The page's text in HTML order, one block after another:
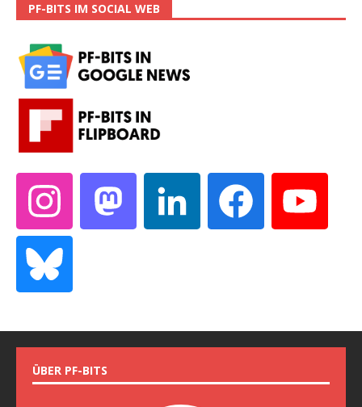
PF-BITS IM SOCIAL WEB
ÜBER PF-BITS